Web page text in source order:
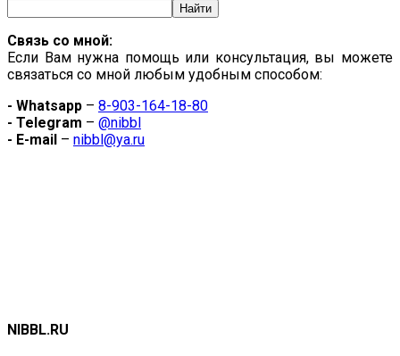
Связь со мной:
Если Вам нужна помощь или консультация, вы можете
связаться со мной любым удобным способом:
- Whatsapp – 8-903-164-18-80
- Telegram – @nibbl
- E-mail – nibbl@ya.ru
NIBBL.RU